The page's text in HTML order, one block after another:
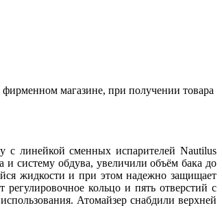
магазине, при получении товара
с линейкой сменных испарителей Nautilus
систему обдува, увеличили объём бака до
жидкости и при этом надежно защищает
регулировочное кольцо и пять отверстий с
Атомайзер снабдили верхней